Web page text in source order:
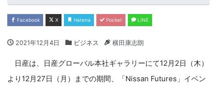
Facebook X Hatena Pocket LINE
2021年12月4日 ビジネス 横田康志朗
日産は、日産グローバル本社ギャラリーにて12月2日（木）
より12月27日（月）までの期間、「Nissan Futures」イベン